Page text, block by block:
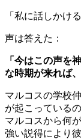
「私に話しかけ
声は答えた：
「今はこの声を
な時期が来れば
マルコスの学校
が起こっている
マルコスから何
強い説得により